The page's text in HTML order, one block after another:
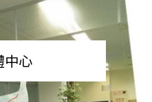
中心